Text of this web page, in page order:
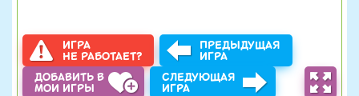
ИГРА
НЕ РАБОТАЕТ?
ПРЕДЫДУЩАЯ
ИГРА
ДОБАВИТЬ В
МОИ ИГРЫ
СЛЕДУЮЩАЯ
ИГРА